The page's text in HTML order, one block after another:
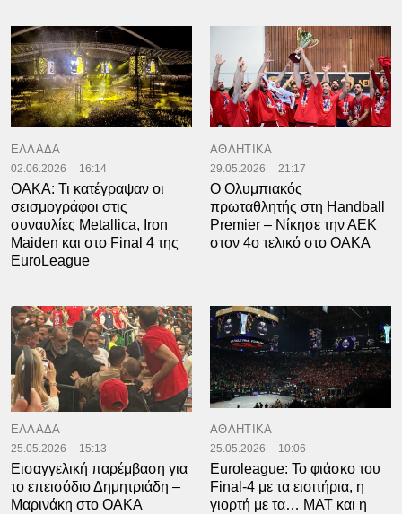
ΕΛΛΑΔΑ
02.06.2026 16:14
ΟΑΚΑ: Τι κατέγραψαν οι
σεισμογράφοι στις
συναυλίες Metallica, Iron
Maiden και στο Final 4 της
EuroLeague
ΑΘΛΗΤΙΚΑ
29.05.2026 21:17
Ο Ολυμπιακός
πρωταθλητής στη Handball
Premier – Νίκησε την ΑΕΚ
στον 4ο τελικό στο ΟΑΚΑ
ΕΛΛΑΔΑ
25.05.2026 15:13
Εισαγγελική παρέμβαση για
το επεισόδιο Δημητριάδη –
Μαρινάκη στο ΟΑΚΑ
ΑΘΛΗΤΙΚΑ
25.05.2026 10:06
Euroleague: Το φιάσκο του
Final-4 με τα εισιτήρια, η
γιορτή με τα… ΜΑΤ και η